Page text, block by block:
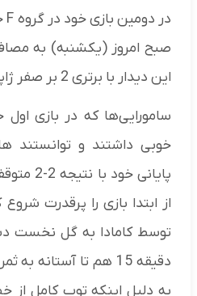
صبح امروز (یکشنبه) به
این دیدار با برتری 2 بر صفر ژاپنی‌ها خاتمه یافت.
سامورایی‌ها که در بازی
خوبی داشتند و توانستند
پایانی
از ابتدا بازی را پرقدرت
توسط کامادا به گل نخست
دقیقه 15 هم تا
به دلیل اینکه توپ کامل از